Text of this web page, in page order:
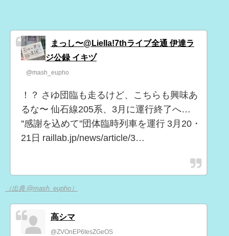
まっし〜@Liella!7thライブ全通 伊達ラ
ジ公録 イキヅ
@mash_eupho
！？ さゆ団臨も走るけど、こちらも興味あ
るな〜 仙石線205系、3月に運行終了へ…
''感謝を込めて''団体臨時列車を運行 3月20・
21日 raillab.jp/news/article/3…
（出典 @mash_eupho）
高シマ
@ZVOnEP6tesZGeOS